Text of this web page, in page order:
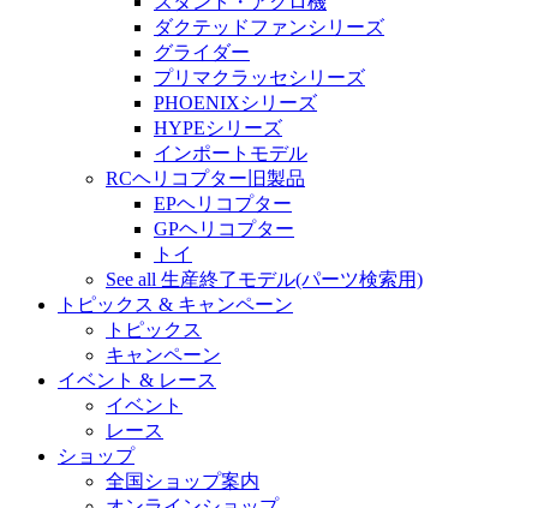
ダクテッドファンシリーズ
グライダー
プリマクラッセシリーズ
PHOENIXシリーズ
HYPEシリーズ
インポートモデル
RCヘリコプター旧製品
EPヘリコプター
GPヘリコプター
トイ
See all 生産終了モデル(パーツ検索用)
トピックス & キャンペーン
トピックス
キャンペーン
イベント & レース
イベント
レース
ショップ
全国ショップ案内